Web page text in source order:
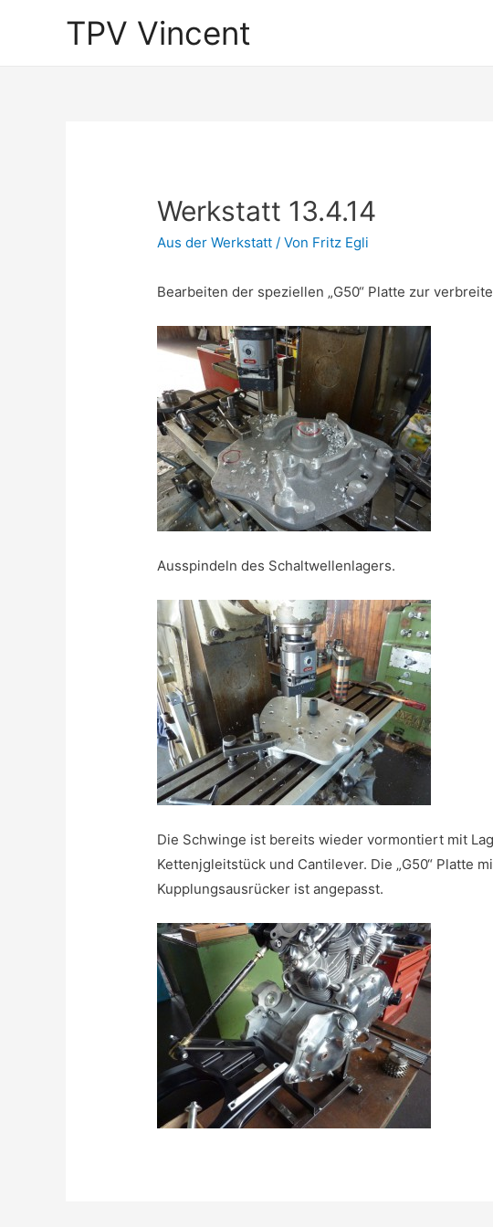
TPV Vincent
Werkstatt 13.4.14
Aus der Werkstatt / Von Fritz Egli
Bearbeiten der speziellen „G50“ Platte zur
Ausspindeln des Schaltwellenlagers.
Die Schwinge ist bereits wieder vormontiert mit
Kettenjgleitstück und Cantilever. Die „G50“ Platte
Kupplungsausrücker ist angepasst.